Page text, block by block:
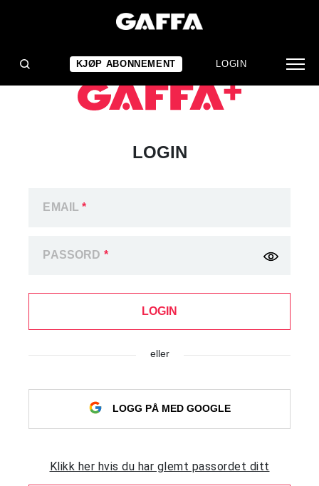
KJØP ABONNEMENT LOGIN
LOGIN
EMAIL*
PASSORD *
LOGIN
eller
LOGG PÅ MED GOOGLE
Klikk her hvis du har glemt passordet ditt